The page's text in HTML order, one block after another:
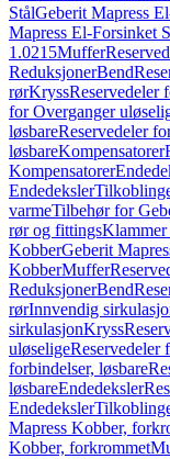
StålGeberit Mapress
Mapress El-Forsinket
1.0215Muffer
ReduksjonerBend
rørKryssReservedeler
for Overganger
løsbareReservedeler
løsbareKompensatorer
Kompensatorer
Endedeksler
varmeTilbehør for
rør og fittings
KobberGeberit
KobberMuffer
ReduksjonerBend
rørInnvendig
sirkulasjonKryss
uløseligeReservedeler
forbindelser, løsbare
løsbareEndedeksler
Endedeksler
Mapress Kobber,
Kobber, forkrommet